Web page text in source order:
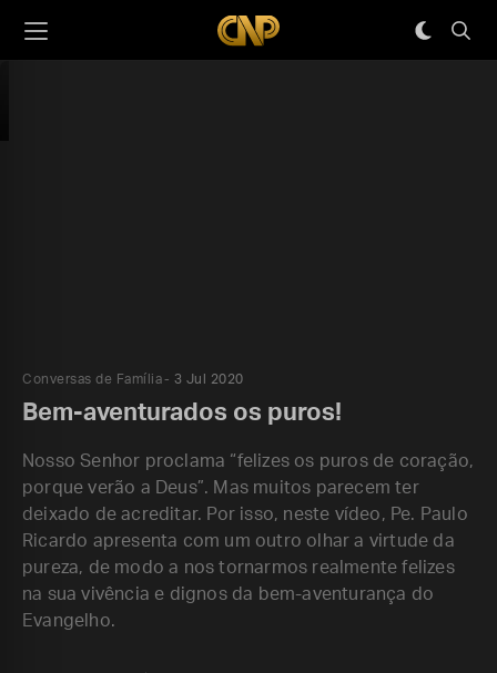
Conversas de Família 3 Jul 2020
Bem-aventurados os puros!
Nosso Senhor proclama “felizes os puros de coração,
porque verão a Deus”. Mas muitos parecem ter
deixado de acreditar. Por isso, neste vídeo, Pe. Paulo
Ricardo apresenta com um outro olhar a virtude da
pureza, de modo a nos tornarmos realmente felizes
na sua vivência e dignos da bem-aventurança do
Evangelho.